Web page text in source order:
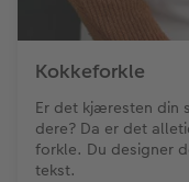
Kokkeforkle
Er det kjæresten din
dere? Da er det
forkle. Du designer
tekst.